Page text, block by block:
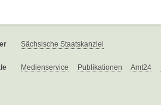
Sächsische Staatskanzlei
Medienservice Publikationen Amt24